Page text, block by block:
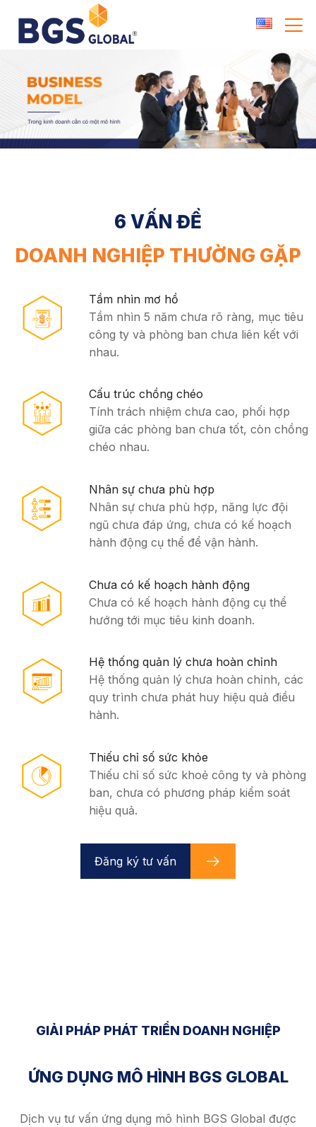
content
6 VẤN ĐỀ
DOANH NGHIỆP THƯỜNG GẶP
Tầm nhìn mơ hồ
Tầm nhìn 5 năm chưa rõ ràng, mục tiêu
công ty và phòng ban chưa liên kết với
nhau.
Cấu trúc chồng chéo
Tính trách nhiệm chưa cao, phối hợp
giữa các phòng ban chưa tốt, còn chồng
chéo nhau.
Nhân sự chưa phù hợp
Nhân sự chưa phù hợp, năng lực đội
ngũ chưa đáp ứng, chưa có kế hoạch
hành động cụ thể để vận hành.
Chưa có kế hoạch hành động
Chưa có kế hoạch hành động cụ thể
hướng tới mục tiêu kinh doanh.
Hệ thống quản lý chưa hoàn chỉnh
Hệ thống quản lý chưa hoàn chỉnh, các
quy trình chưa phát huy hiệu quả điều
hành.
Thiếu chỉ số sức khỏe
Thiếu chỉ số sức khoẻ công ty và phòng
ban, chưa có phương pháp kiểm soát
hiệu quả.
Đăng ký tư vấn
GIẢI PHÁP PHÁT TRIỂN DOANH NGHIỆP
ỨNG DỤNG MÔ HÌNH BGS GLOBAL
Dịch vụ tư vấn ứng dụng mô hình BGS Global được